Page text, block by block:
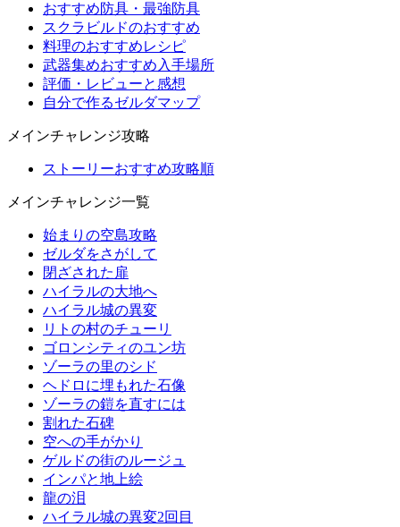
おすすめ防具・最強防具
スクラビルドのおすすめ
料理のおすすめレシピ
武器集めおすすめ入手場所
評価・レビューと感想
自分で作るゼルダマップ
メインチャレンジ攻略
ストーリーおすすめ攻略順
メインチャレンジ一覧
始まりの空島攻略
ゼルダをさがして
閉ざされた扉
ハイラルの大地へ
ハイラル城の異変
リトの村のチューリ
ゴロンシティのユン坊
ゾーラの里のシド
ヘドロに埋もれた石像
ゾーラの鎧を直すには
割れた石碑
空への手がかり
ゲルドの街のルージュ
インパと地上絵
龍の泪
ハイラル城の異変2回目